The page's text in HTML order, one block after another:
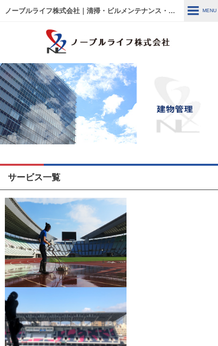
ノーブルライフ株式会社｜清掃・ビルメンテナンス・施設管理・改修工事｜大阪・兵庫・京都・滋賀・東京 MENU
各種事例
ノーブルライフの強み・特徴
サービス内容
リフォーム・修繕工事
目安・価格表
喜びの声
会社概要
スタッフ紹介
新着情報
サービス一覧